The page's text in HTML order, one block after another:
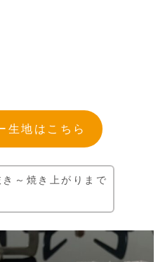
生地はこちら
～焼き上がりまで